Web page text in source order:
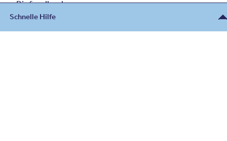
Schnelle Hilfe
Biofeedback
Achtsamkeitsbasierte Psychotherapieverfahren, z.B.